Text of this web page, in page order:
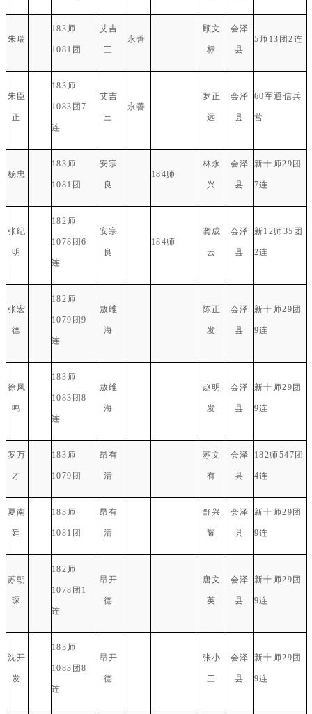
朱瑞
183师
1081团
艾吉
三
永善
顾文
标
会泽
县
5师13团2连
朱臣
正
183师
1083团7
连
艾吉
三
永善
罗正
远
会泽
县
60军通信兵
营
杨忠
183师
1081团
安宗
良
184师
林永
兴
会泽
县
新十师29团
7连
张纪
明
182师
1078团6
连
安宗
良
184师
龚成
云
会泽
县
新12师35团
2连
张宏
德
182师
1079团9
连
敖维
海
陈正
发
会泽
县
新十师29团
9连
徐凤
鸣
183师
1083团8
连
敖维
海
赵明
发
会泽
县
新十师29团
9连
罗万
才
183师
1079团
昂有
清
苏文
有
会泽
县
182师547团
4连
夏南
廷
183师
1081团
昂有
清
舒兴
耀
会泽
县
新十师29团
9连
苏朝
琛
182师
1078团1
连
昂开
德
唐文
英
会泽
县
新十师29团
9连
沈开
发
183师
1083团8
连
昂开
德
张小
三
会泽
县
新十师29团
9连